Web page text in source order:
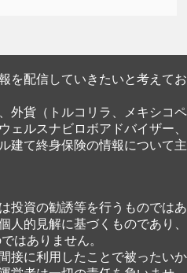
を配信していきたいと考えてお
外貨（トルコリラ、メキシコペ
ェルスナビロボアドバイザー、
建て終身保険の情報について主
投資の勧誘等を行うものではあ
人的見解に基づくものであり、
はありません。
接に利用したことで被ったいか